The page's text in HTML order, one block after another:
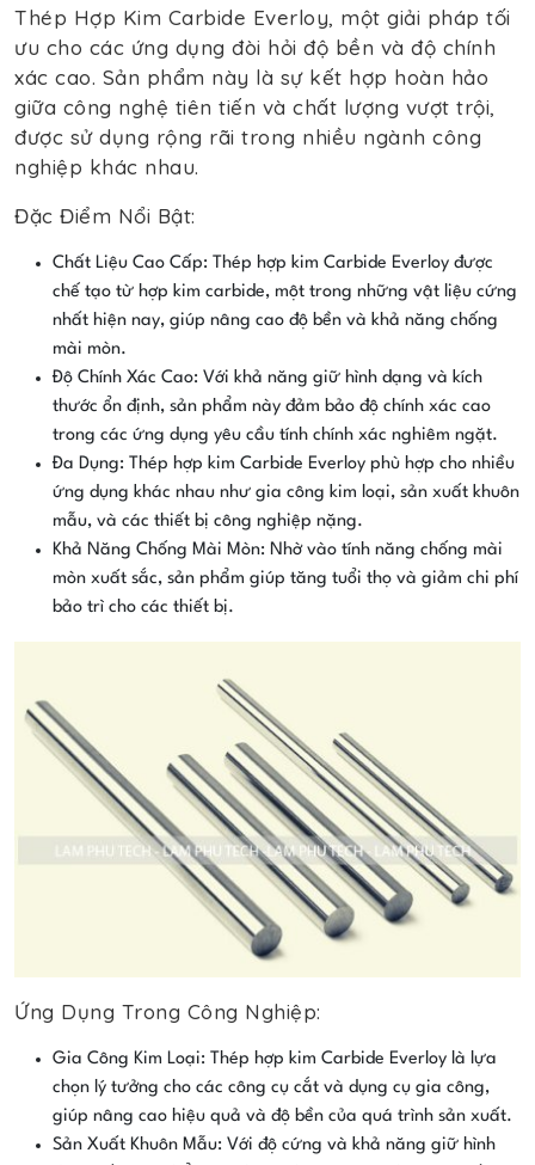
Thép Hợp Kim Carbide Everloy, một giải pháp tối
ưu cho các ứng dụng đòi hỏi độ bền và độ chính
xác cao. Sản phẩm này là sự kết hợp hoàn hảo
giữa công nghệ tiên tiến và chất lượng vượt trội,
được sử dụng rộng rãi trong nhiều ngành công
nghiệp khác nhau.
Đặc Điểm Nổi Bật:
Chất Liệu Cao Cấp: Thép hợp kim Carbide Everloy được
chế tạo từ hợp kim carbide, một trong những vật liệu cứng
nhất hiện nay, giúp nâng cao độ bền và khả năng chống
mài mòn.
Độ Chính Xác Cao: Với khả năng giữ hình dạng và kích
thước ổn định, sản phẩm này đảm bảo độ chính xác cao
trong các ứng dụng yêu cầu tính chính xác nghiêm ngặt.
Đa Dụng: Thép hợp kim Carbide Everloy phù hợp cho nhiều
ứng dụng khác nhau như gia công kim loại, sản xuất khuôn
mẫu, và các thiết bị công nghiệp nặng.
Khả Năng Chống Mài Mòn: Nhờ vào tính năng chống mài
mòn xuất sắc, sản phẩm giúp tăng tuổi thọ và giảm chi phí
bảo trì cho các thiết bị.
Ứng Dụng Trong Công Nghiệp:
Gia Công Kim Loại: Thép hợp kim Carbide Everloy là lựa
chọn lý tưởng cho các công cụ cắt và dụng cụ gia công,
giúp nâng cao hiệu quả và độ bền của quá trình sản xuất.
Sản Xuất Khuôn Mẫu: Với độ cứng và khả năng giữ hình